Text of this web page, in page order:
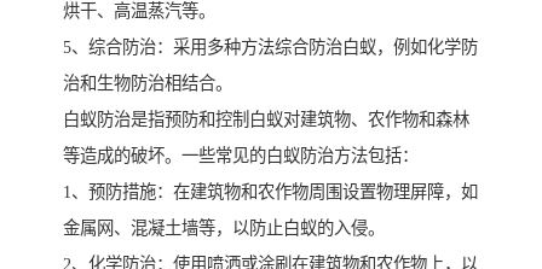
烘干、高温蒸汽等。
5、综合防治：采用多种方法综合防治白蚁，例如化学防
治和生物防治相结合。
白蚁防治是指预防和控制白蚁对建筑物、农作物和森林
等造成的破坏。一些常见的白蚁防治方法包括：
1、预防措施：在建筑物和农作物周围设置物理屏障，如
金属网、混凝土墙等，以防止白蚁的入侵。
2、化学防治：使用喷洒或涂刷在建筑物和农作物上，以